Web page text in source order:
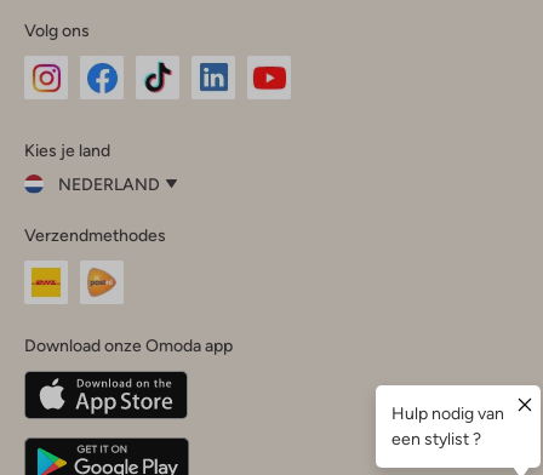
Volg ons
InstagramFacebook
Kies je land
NEDERLAND
je
land
Nederland
Belgique(Français)
Deutschland
Verzendmethodes
Download onze Omoda app